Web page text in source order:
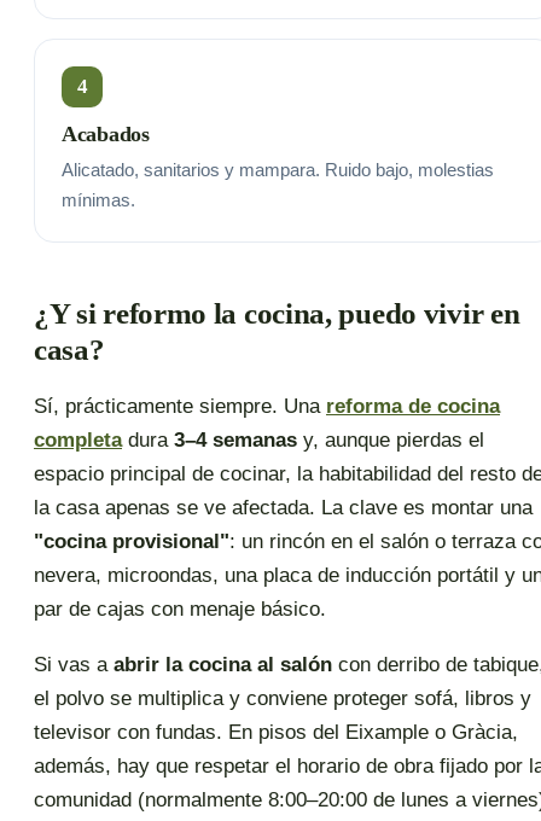
4
Acabados
Alicatado, sanitarios y mampara. Ruido bajo, molestias
mínimas.
¿Y si reformo la cocina, puedo vivir en
casa?
Sí, prácticamente siempre. Una reforma de cocina
completadura 3–4 semanas y, aunque pierdas el
espacio principal de cocinar, la habitabilidad del resto
la casa apenas se ve afectada. La clave es montar una
"cocina provisional": un rincón en el salón o terraza
nevera, microondas, una placa de inducción portátil y
par de cajas con menaje básico.
Si vas a abrir la cocina al salón con derribo de
el polvo se multiplica y conviene proteger sofá, libros y
televisor con fundas. En pisos del Eixample o Gràcia,
además, hay que respetar el horario de obra fijado por
comunidad (normalmente 8:00–20:00 de lunes a